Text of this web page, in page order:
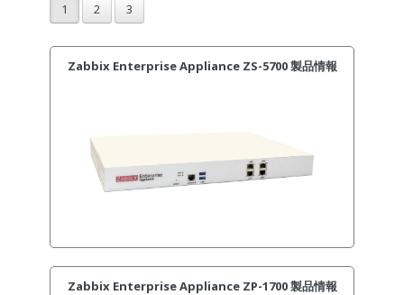
1 2 3
Zabbix Enterprise Appliance ZS-5700 製品情報
Zabbix Enterprise Appliance ZP-1700 製品情報